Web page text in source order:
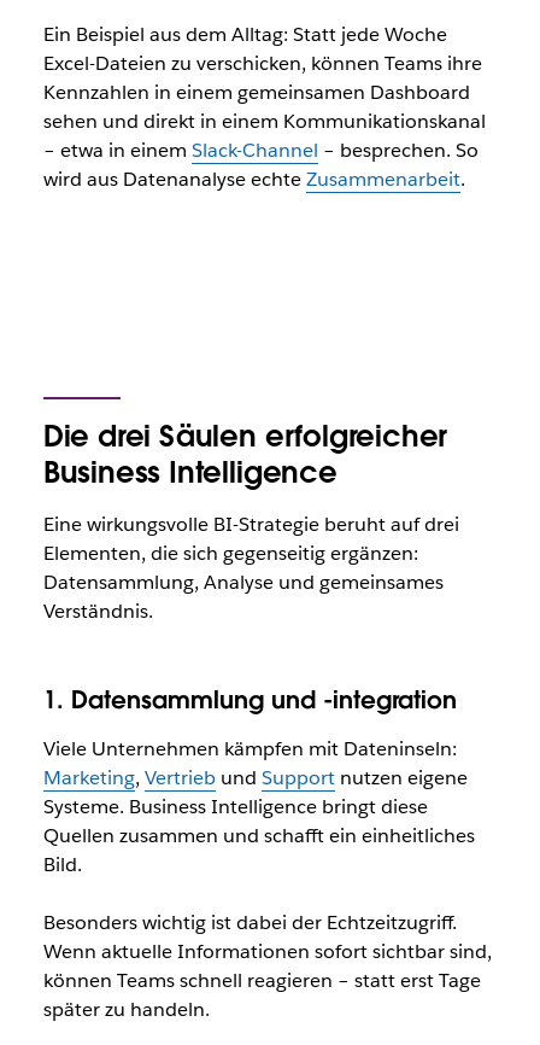
Ein Beispiel aus dem Alltag: Statt jede Woche
Excel-Dateien zu verschicken, können Teams ihre
Kennzahlen in einem gemeinsamen Dashboard
sehen und direkt in einem Kommunikationskanal
– etwa in einem Slack-Channel – besprechen. So
wird aus Datenanalyse echteZusammenarbeit.
Die drei Säulen erfolgreicher
Business Intelligence
Eine wirkungsvolle BI-Strategie beruht auf drei
Elementen, die sich gegenseitig ergänzen:
Datensammlung, Analyse und gemeinsames
Verständnis.
1. Datensammlung und -integration
Viele Unternehmen kämpfen mit Dateninseln:
Marketing, Vertriebund Supportnutzen eigene
Systeme. Business Intelligence bringt diese
Quellen zusammen und schafft ein einheitliches
Bild.
Besonders wichtig ist dabei der Echtzeitzugriff.
Wenn aktuelle Informationen sofort sichtbar sind,
können Teams schnell reagieren – statt erst Tage
später zu handeln.